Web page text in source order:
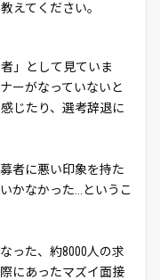
えてください。
」として見ていま
ーがなっていないと
じたり、選考辞退に
者に悪い印象を持た
かなかった...というこ
った、約8000人の求
にあったマズイ面接